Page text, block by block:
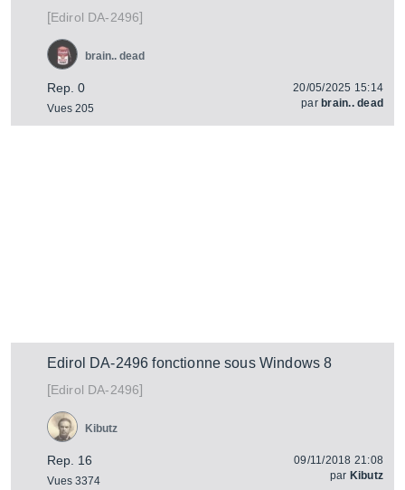
[Edirol DA-2496]
Rep. 0
Vues 205
brain.. dead
20/05/2025 15:14
par brain.. dead
Edirol DA-2496 fonctionne sous Windows 8
[Edirol DA-2496]
Rep. 16
Vues 3374
Kibutz
09/11/2018 21:08
par Kibutz